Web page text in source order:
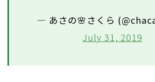
— あさの🌸さくら
July 31, 2019